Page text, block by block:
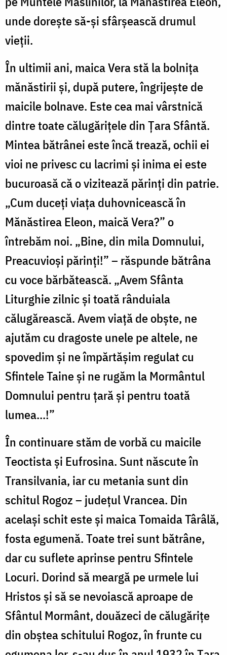
unde dorește să-și sfârșească drumul
vieții.
În ultimii ani, maica Vera stă la bolnița
mănăstirii și, după putere, îngrijește de
maicile bolnave. Este cea mai vârstnică
dintre toate călugărițele din Țara Sfântă.
Mintea bătrânei este încă trează, ochii ei
vioi ne privesc cu lacrimi și inima ei este
bucuroasă că o vizitează părinți din patrie.
„Cum duceți viața duhovnicească în
Mănăstirea Eleon, maică Vera?” o
întrebăm noi. „Bine, din mila Domnului,
Preacuvioși părinți!” – răspunde bătrâna
cu voce bărbătească. „Avem Sfânta
Liturghie zilnic și toată rânduiala
călugărească. Avem viață de obște, ne
ajutăm cu dragoste unele pe altele, ne
spovedim și ne împărtășim regulat cu
Sfintele Taine și ne rugăm la Mormântul
Domnului pentru țară și pentru toată
lumea...!”
În continuare stăm de vorbă cu maicile
Teoctista și Eufrosina. Sunt născute în
Transilvania, iar cu metania sunt din
schitul Rogoz – județul Vrancea. Din
același schit este și maica Tomaida Târâlă,
fosta egumenă. Toate trei sunt bătrâne,
dar cu suflete aprinse pentru Sfintele
Locuri. Dorind să meargă pe urmele lui
Hristos și să se nevoiască aproape de
Sfântul Mormânt, douăzeci de călugărițe
din obștea schitului Rogoz, în frunte cu